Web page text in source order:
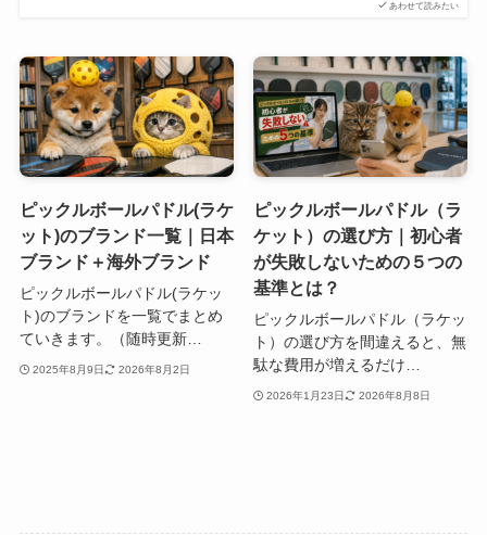
あわせて読みたい
ピックルボールパドル(ラケ
ット)のブランド一覧｜日本
ブランド＋海外ブランド
ピックルボールパドル(ラケッ
ト)のブランドを一覧でまとめ
ていきます。（随時更新…
2025年8月9日 2026年8月2日
ピックルボールパドル（ラ
ケット）の選び方｜初心者
が失敗しないための５つの
基準とは？
ピックルボールパドル（ラケッ
ト）の選び方を間違えると、無
駄な費用が増えるだけ…
2026年1月23日 2026年8月8日